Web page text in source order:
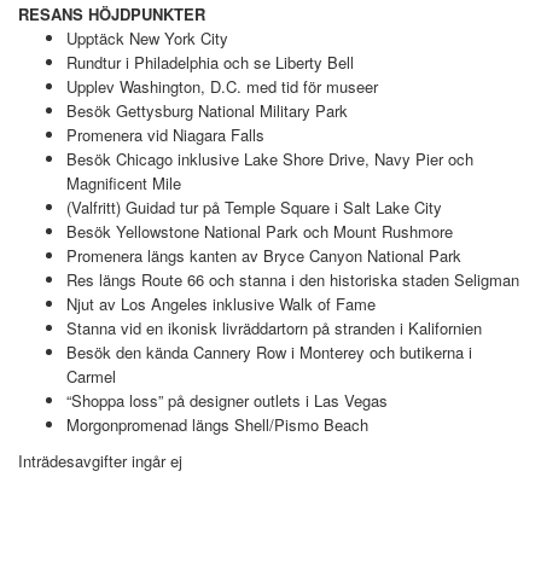
RESANS HÖJDPUNKTER
Upptäck New York City
Rundtur i Philadelphia och se Liberty Bell
Upplev Washington, D.C. med tid för museer
Besök Gettysburg National Military Park
Promenera vid Niagara Falls
Besök Chicago inklusive Lake Shore Drive, Navy Pier och
Magnificent Mile
(Valfritt) Guidad tur på Temple Square i Salt Lake City
Besök Yellowstone National Park och Mount Rushmore
Promenera längs kanten av Bryce Canyon National Park
Res längs Route 66 och stanna i den historiska staden Seligman
Njut av Los Angeles inklusive Walk of Fame
Stanna vid en ikonisk livräddartorn på stranden i Kalifornien
Besök den kända Cannery Row i Monterey och butikerna i
Carmel
“Shoppa loss” på designer outlets i Las Vegas
Morgonpromenad längs Shell/Pismo Beach
Inträdesavgifter ingår ej